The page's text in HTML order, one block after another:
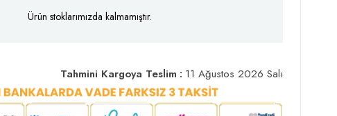
Ürün stoklarımızda kalmamıştır.
Tahmini Kargoya Teslim : 11 Ağustos 2026 Salı